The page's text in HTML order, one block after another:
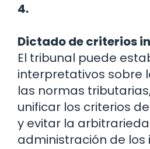
4.
Dictado de criterios
El tribunal puede
interpretativos sobre
las normas
unificar los criterios
y evitar la
administración de los